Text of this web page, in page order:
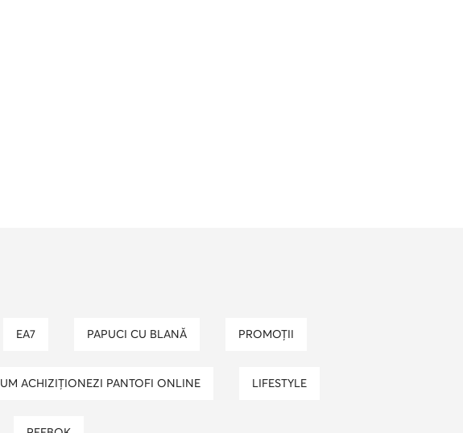
EA7 PAPUCI CU BLANĂ PROMOȚII
CUM ACHIZIȚIONEZI PANTOFI ONLINE LIFESTYLE